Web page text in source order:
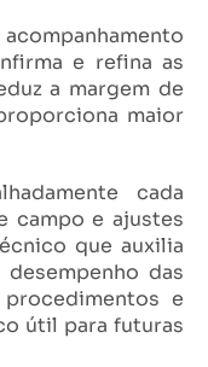
e refina as
a margem de
maior
cada
campo e ajustes
que auxilia
das
e
útil para futuras